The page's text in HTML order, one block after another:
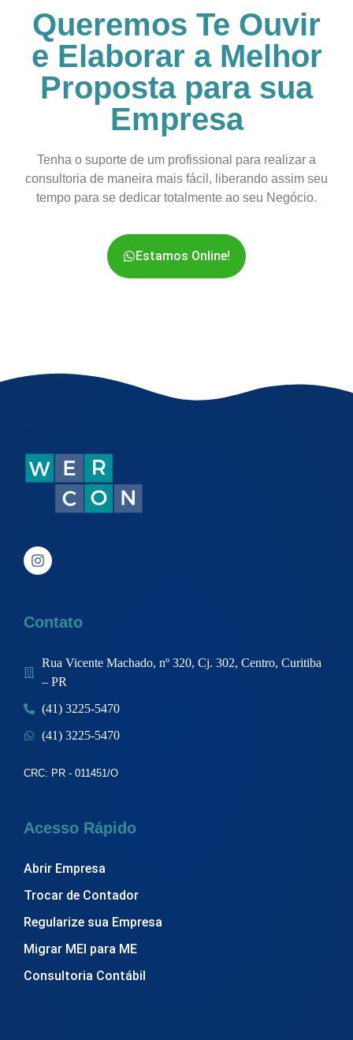
Queremos Te Ouvir
e Elaborar a Melhor
Proposta para sua
Empresa
Tenha o suporte de um profissional para realizar a
consultoria de maneira mais fácil, liberando assim seu
tempo para se dedicar totalmente ao seu Negócio.
Estamos Online!
Contato
Rua Vicente Machado, nº 320, Cj. 302, Centro, Curitiba
– PR
(41) 3225-5470
(41) 3225-5470
CRC: PR - 011451/O
Acesso Rápido
Abrir Empresa
Trocar de Contador
Regularize sua Empresa
Migrar MEI para ME
Consultoria Contábil